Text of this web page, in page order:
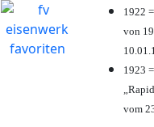
1922
von
1923
vom